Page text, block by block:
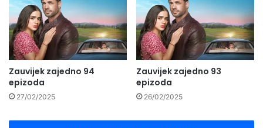
Zauvijek zajedno 94
epizoda
27/02/2025
Zauvijek zajedno 93
epizoda
26/02/2025